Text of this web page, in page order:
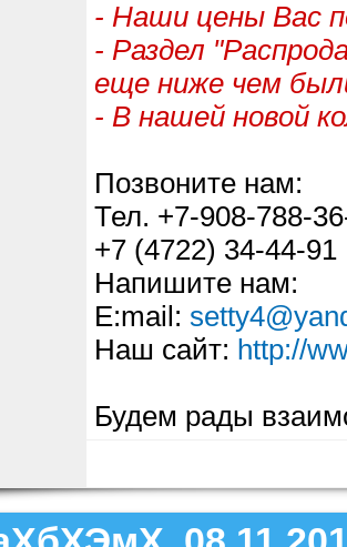
- Наши цены Вас
- Раздел
еще ниже чем
- В нашей новой
Позвоните нам:
Тел. +7-908-788-
+7 (4722) 34-44-91
Напишите нам:
Е:mail:
Наш сайт: http://
Будем рады